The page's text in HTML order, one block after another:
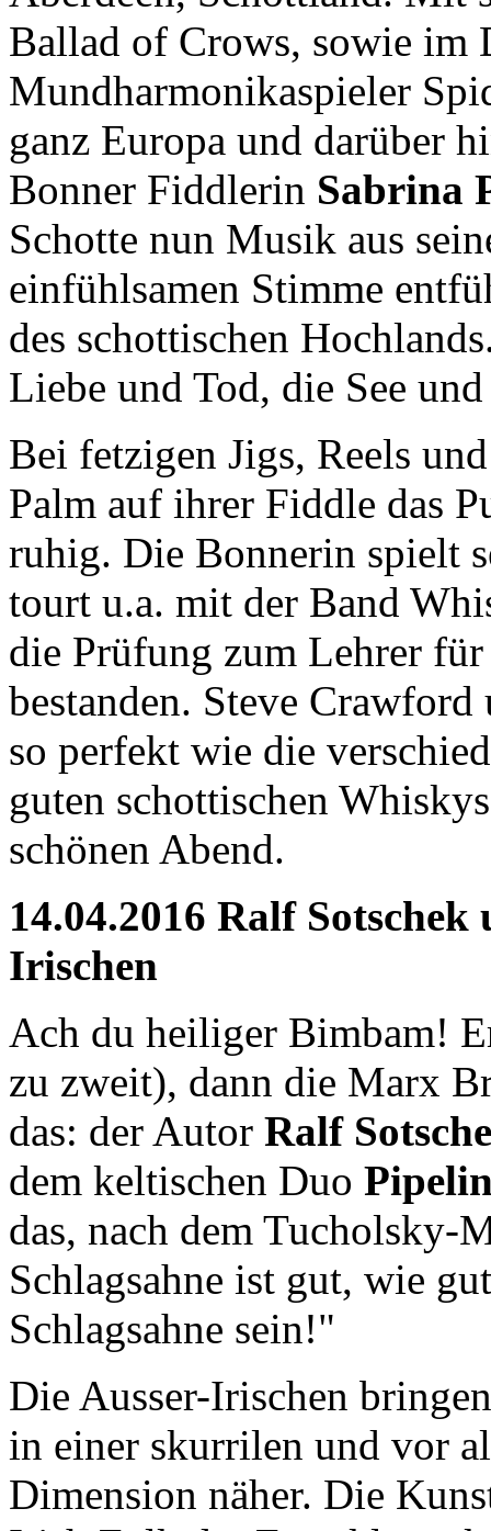
Ballad of Crows, sowie im
Mundharmonikaspieler
ganz Europa und darüber
Bonner Fiddlerin Sabrina
Schotte nun Musik aus
einfühlsamen Stimme
des schottischen
Liebe und Tod, die See
Bei fetzigen Jigs, Reels
Palm auf ihrer Fiddle das
ruhig. Die Bonnerin spielt
tourt u.a. mit der Band
die Prüfung zum Lehrer
bestanden. Steve
so perfekt wie die
guten schottischen
schönen Abend.
14.04.2016 Ralf
Irischen
Ach du heiliger Bimbam!
zu zweit), dann die Marx
das: der Autor Ralf
dem keltischen Duo
das, nach dem
Schlagsahne ist gut, wie
Schlagsahne sein!"
Die Ausser-Irischen
in einer skurrilen und vor
Dimension näher. Die